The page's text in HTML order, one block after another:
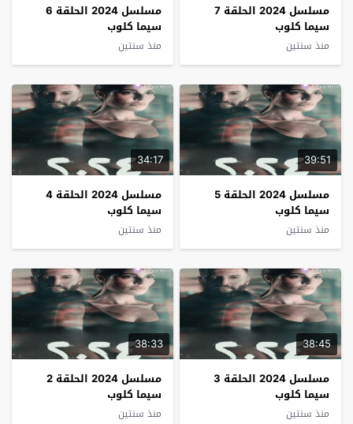
مسلسل 2024 الحلقة 7
سيما كلوب
منذ سنتين
مسلسل 2024 الحلقة 6
سيما كلوب
منذ سنتين
39:51
مسلسل 2024 الحلقة 5
سيما كلوب
منذ سنتين
34:17
مسلسل 2024 الحلقة 4
سيما كلوب
منذ سنتين
38:45
مسلسل 2024 الحلقة 3
سيما كلوب
منذ سنتين
38:33
مسلسل 2024 الحلقة 2
سيما كلوب
منذ سنتين